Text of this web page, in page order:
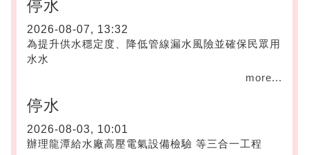
停水
2026-08-07, 13:32
為提升供水穩定度、降低管線漏水風險並確保民眾用
水水
more...
停水
2026-08-03, 10:01
辦理龍潭給水廠高壓電氣設備檢驗 等三合一工程